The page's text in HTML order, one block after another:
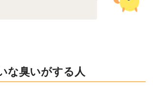
な臭いがする人